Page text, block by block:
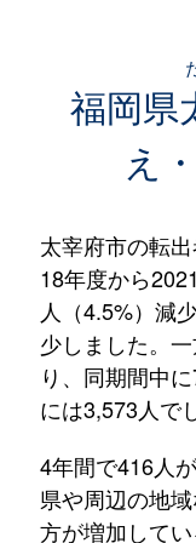
福岡県
え
太宰府市の転
18年度から
人（4.5%）減
少しました。
り、同期間中
には3,573人で
4年間で416人
県や周辺の地
方が増加してい